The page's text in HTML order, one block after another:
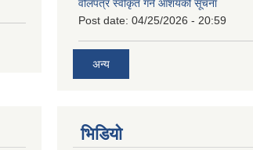
वोलपत्र स्वीकृत गर्ने आशयको सूचना
Post date: 04/25/2026 - 20:59
अन्य
भिडियो